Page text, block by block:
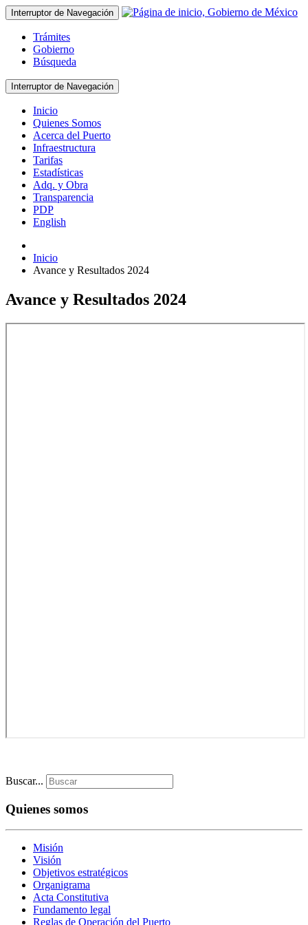
Interruptor de Navegación
Trámites
Gobierno
Búsqueda
Interruptor de Navegación
Inicio
Quienes Somos
Acerca del Puerto
Infraestructura
Tarifas
Estadísticas
Adq. y Obra
Transparencia
PDP
English
Inicio
Avance y Resultados 2024
Avance y Resultados 2024
Buscar...
Quienes somos
Misión
Visión
Objetivos estratégicos
Organigrama
Acta Constitutiva
Fundamento legal
Reglas de Operación del Puerto